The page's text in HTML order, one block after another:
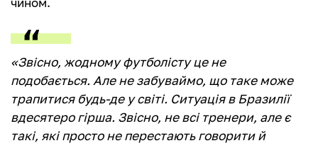
«Звісно, жодному футболісту це не
подобається. Але не забуваймо, що таке може
трапитися будь-де у світі. Ситуація в Бразилії
вдесятеро гірша. Звісно, не всі тренери, але є
такі, які просто не перестають говорити й